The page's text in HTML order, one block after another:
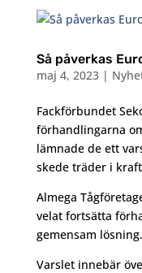
Så påverkas
maj 4, 2023|
Fackförbundet
förhandlingarna
lämnade de ett
skede träder i
Almega
velat fortsätta
gemensam lösning.
Varslet innebär